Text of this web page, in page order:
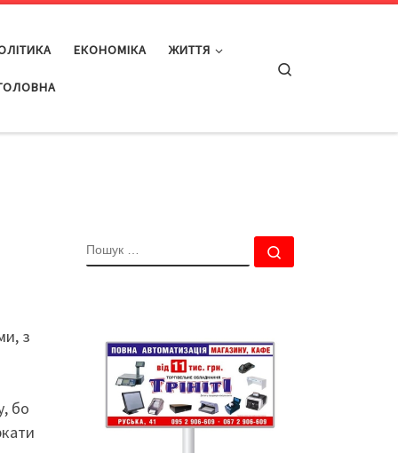
ЕКОНОМІКА ЖИТТЯ
з
бо
ПОШУК